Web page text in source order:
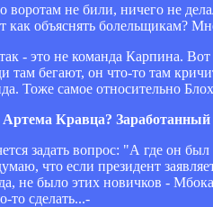
воротам не били, ничего не
как объяснять болельщикам?
- это не команда Карпина. Вот
там бегают, он что-то там
Тоже самое относительно
Кравца? Заработанный
задать вопрос: "А где он
что если президент
не было этих новичков -
то сделать...-